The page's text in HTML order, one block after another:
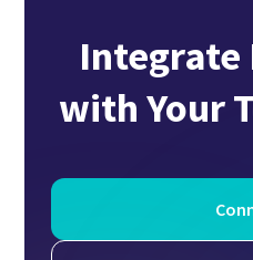
with Your